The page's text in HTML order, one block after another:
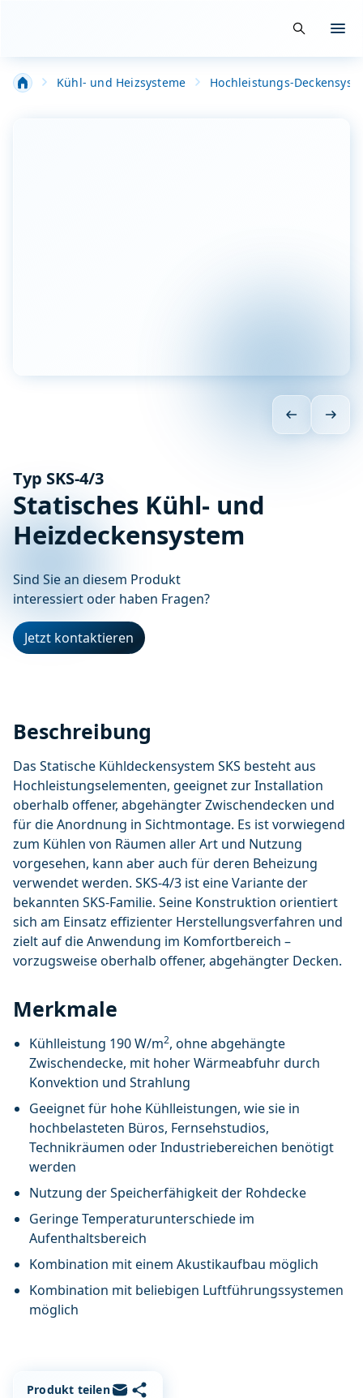
Suche
Kühl- und Heizsysteme Hochleistungs-
Typ SKS-4/3
Statisches Kühl- und
Heizdeckensystem
Sind Sie an diesem Produkt
interessiert oder haben Fragen?
Jetzt kontaktieren
Beschreibung
Das Statische Kühldeckensystem SKS besteht aus
Hochleistungselementen, geeignet zur Installation
oberhalb offener, abgehängter Zwischendecken und
für die Anordnung in Sichtmontage. Es ist vorwiegend
zum Kühlen von Räumen aller Art und Nutzung
vorgesehen, kann aber auch für deren Beheizung
verwendet werden. SKS-4/3 ist eine Variante der
bekannten SKS-Familie. Seine Konstruktion orientiert
sich am Einsatz effizienter Herstellungsverfahren und
zielt auf die Anwendung im Komfortbereich –
vorzugsweise oberhalb offener, abgehängter Decken.
Merkmale
Kühlleistung 190 W/m2, ohne abgehängte
Zwischendecke, mit hoher Wärmeabfuhr durch
Konvektion und Strahlung
Geeignet für hohe Kühlleistungen, wie sie in
hochbelasteten Büros, Fernsehstudios,
Technikräumen oder Industriebereichen benötigt
werden
Nutzung der Speicherfähigkeit der Rohdecke
Geringe Temperaturunterschiede im
Aufenthaltsbereich
Kombination mit einem Akustikaufbau möglich
Kombination mit beliebigen Luftführungssystemen
möglich
Produkt teilenPer E-Mail teilen
Link kopieren